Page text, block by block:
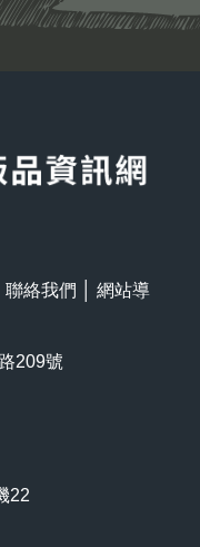
聯絡我們
網站導
209號
22